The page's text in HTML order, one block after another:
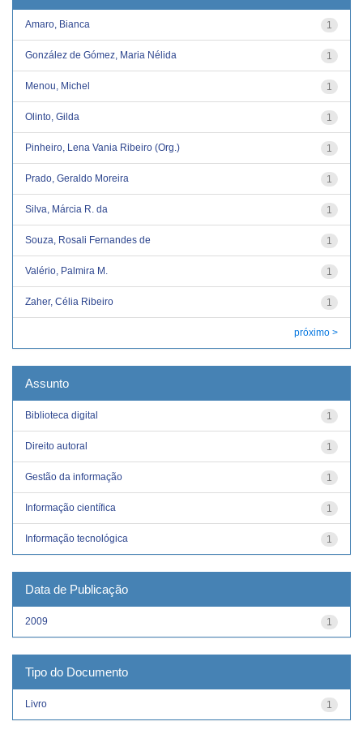
1
Amaro, Bianca
1
González de Gómez, Maria Nélida
1
Menou, Michel
1
Olinto, Gilda
1
Pinheiro, Lena Vania Ribeiro (Org.)
1
Prado, Geraldo Moreira
1
Silva, Márcia R. da
1
Souza, Rosali Fernandes de
1
Valério, Palmira M.
1
Zaher, Célia Ribeiro
próximo >
Assunto
1
Biblioteca digital
1
Direito autoral
1
Gestão da informação
1
Informação científica
1
Informação tecnológica
Data de Publicação
1
2009
Tipo do Documento
1
Livro